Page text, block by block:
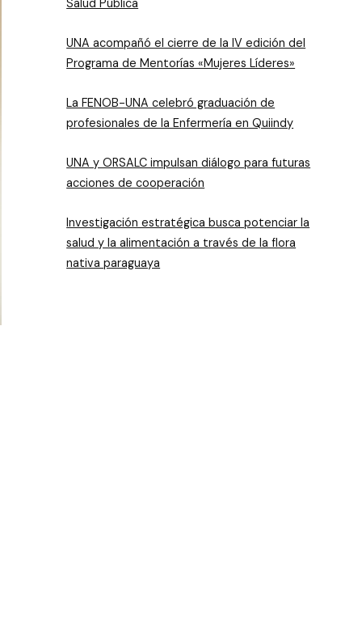
Salud Pública
UNA acompañó el cierre de la IV edición del
Programa de Mentorías «Mujeres Líderes»
La FENOB-UNA celebró graduación de
profesionales de la Enfermería en Quiindy
UNA y ORSALC impulsan diálogo para futuras
acciones de cooperación
Investigación estratégica busca potenciar la
salud y la alimentación a través de la flora
nativa paraguaya